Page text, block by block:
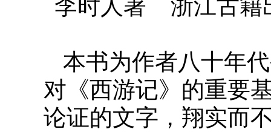
李时人著 浙江古籍
本书为作者八十年
对《西游记》的重要
论证的文字，翔实而